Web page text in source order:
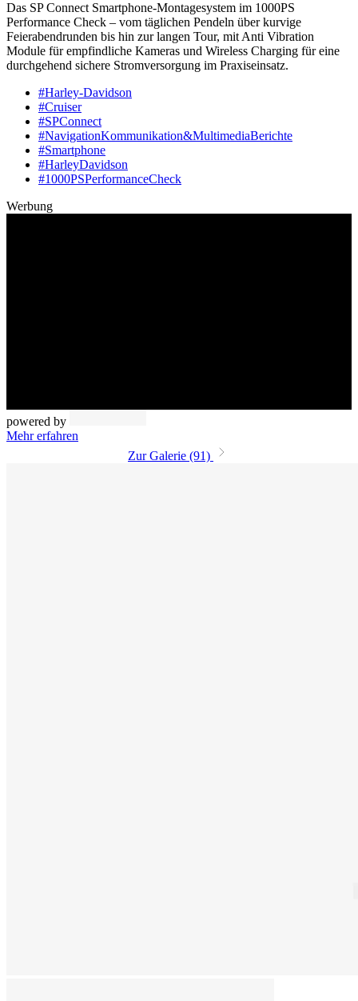
Das SP Connect Smartphone-Montagesystem im 1000PS
Performance Check – vom täglichen Pendeln über kurvige
Feierabendrunden bis hin zur langen Tour, mit Anti Vibration
Module für empfindliche Kameras und Wireless Charging für eine
durchgehend sichere Stromversorgung im Praxiseinsatz.
#Harley-Davidson
#Cruiser
#SPConnect
#NavigationKommunikation&MultimediaBerichte
#Smartphone
#HarleyDavidson
#1000PSPerformanceCheck
Werbung
powered by
Mehr erfahren
Zur Galerie (91)